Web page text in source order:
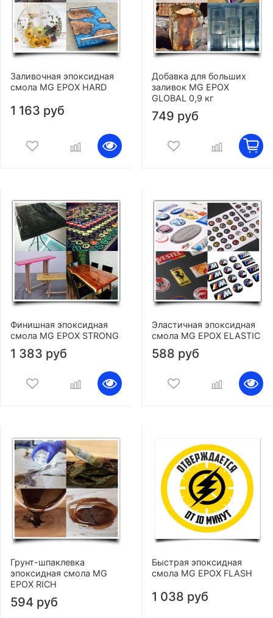
Заливочная эпоксидная
смола MG EPOX HARD
1 163 руб
Добавка для больших
заливок MG EPOX
GLOBAL 0,9 кг
749 руб
Финишная эпоксидная
смола MG EPOX STRONG
1 383 руб
Эластичная эпоксидная
смола MG EPOX ELASTIC
588 руб
Грунт-шпаклевка
эпоксидная смола MG
EPOX RICH
594 руб
Быстрая эпоксидная
смола MG EPOX FLASH
1 038 руб